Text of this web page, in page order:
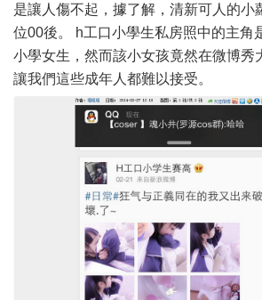
是讓人傷不起，據了解，清新可人的小
位00後。 h工口小學生私房照中的主角
小學女生，然而該小女孩竟然在微博秀
讓我們這些成年人都難以接受。